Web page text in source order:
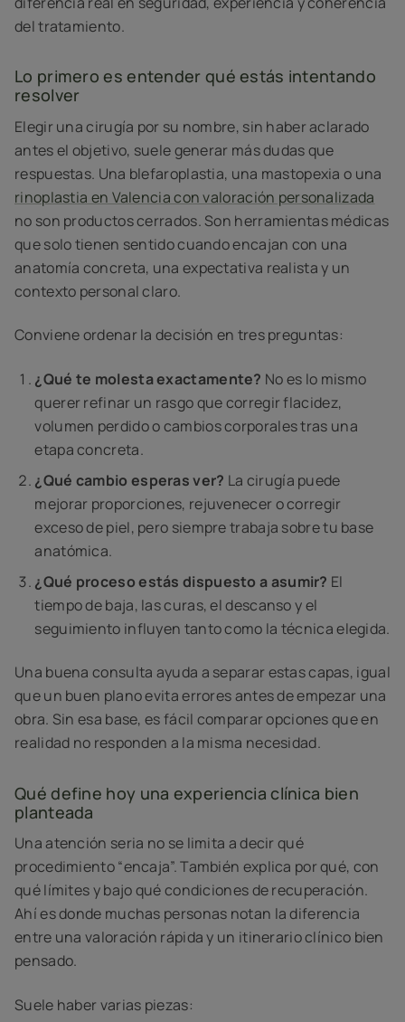
del tratamiento.
Lo primero es entender qué estás intentando
resolver
Elegir una cirugía por su nombre, sin haber aclarado
antes el objetivo, suele generar más dudas que
respuestas. Una blefaroplastia, una mastopexia o una
rinoplastia en Valencia con valoración personalizada
no son productos cerrados. Son herramientas médicas
que solo tienen sentido cuando encajan con una
anatomía concreta, una expectativa realista y un
contexto personal claro.
Conviene ordenar la decisión en tres preguntas:
¿Qué te molesta exactamente? No es lo mismo
querer refinar un rasgo que corregir flacidez,
volumen perdido o cambios corporales tras una
etapa concreta.
¿Qué cambio esperas ver? La cirugía puede
mejorar proporciones, rejuvenecer o corregir
exceso de piel, pero siempre trabaja sobre tu base
anatómica.
¿Qué proceso estás dispuesto a asumir? El
tiempo de baja, las curas, el descanso y el
seguimiento influyen tanto como la técnica elegida.
Una buena consulta ayuda a separar estas capas, igual
que un buen plano evita errores antes de empezar una
obra. Sin esa base, es fácil comparar opciones que en
realidad no responden a la misma necesidad.
Qué define hoy una experiencia clínica bien
planteada
Una atención seria no se limita a decir qué
procedimiento “encaja”. También explica por qué, con
qué límites y bajo qué condiciones de recuperación.
Ahí es donde muchas personas notan la diferencia
entre una valoración rápida y un itinerario clínico bien
pensado.
Suele haber varias piezas: